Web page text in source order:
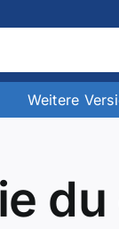
Weitere